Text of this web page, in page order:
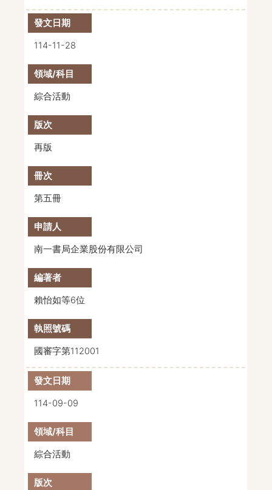
114-11-28
綜合活動
再版
第五冊
南一書局企業股份有限公司
賴怡如等6位
國審字第112001
114-09-09
綜合活動